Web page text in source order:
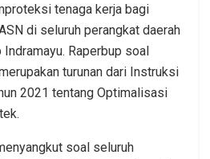
tenaga kerja bagi
di seluruh perangkat daerah
Raperbup soal
turunan dari Instruksi
2021 tentang Optimalisasi
soal seluruh